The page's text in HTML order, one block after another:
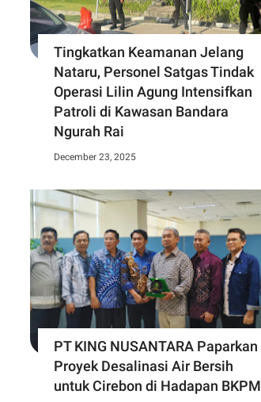
Tingkatkan Keamanan Jelang
Nataru, Personel Satgas Tindak
Operasi Lilin Agung Intensifkan
Patroli di Kawasan Bandara
Ngurah Rai
December 23, 2025
PT KING NUSANTARA Paparkan
Proyek Desalinasi Air Bersih
untuk Cirebon di Hadapan BKPM